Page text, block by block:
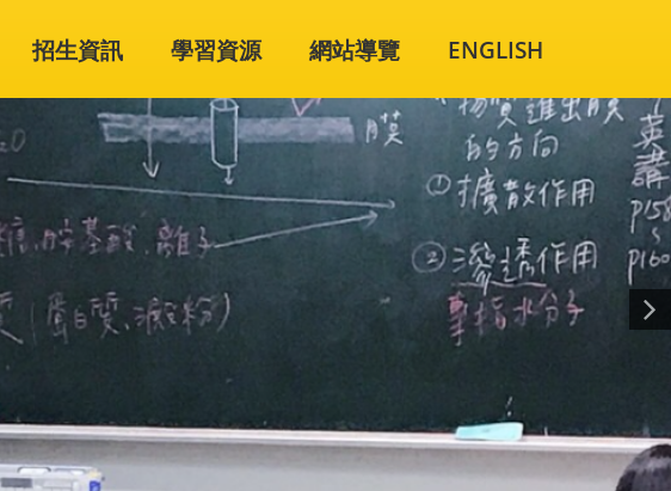
招生資訊 學習資源 網站導覽 ENGLISH